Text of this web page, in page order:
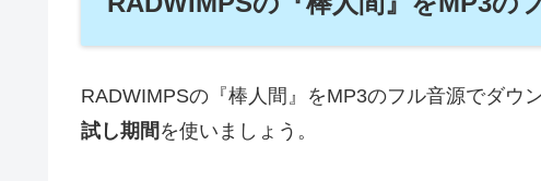
RADWIMPSの『棒人間』をMP3のフル音源でダウ
試し期間 を使いましょう。